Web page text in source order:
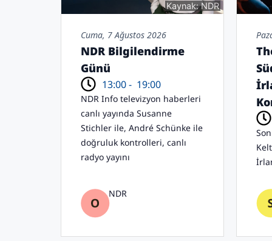
Kaynak: NDR
Cuma, 7 Ağustos 2026
NDR Bilgilendirme
Günü
13:00 - 19:00
NDR Info televizyon haberleri
canlı yayında Susanne
Stichler ile, André Schünke ile
doğruluk kontrolleri, canlı
radyo yayını
NDR